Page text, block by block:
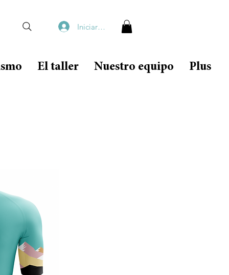
Iniciar sesión
El taller Nuestro equipo Plus